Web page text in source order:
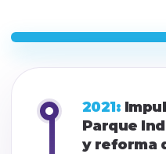
2021:
Parque
y reforma